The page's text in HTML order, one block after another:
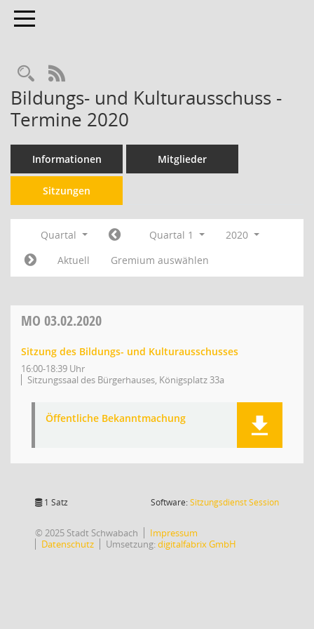
Toggle navigation
RSS-Feed
Bildungs- und Kulturausschuss -
Termine 2020
Informationen Mitglieder
Sitzungen
Quartal Quartal 1
2020
Aktuell
Gremium auswählen
MO 03.02.2020
Sitzung des Bildungs- und Kulturausschusses
16:00-18:39 Uhr
Sitzungssaal des Bürgerhauses, Königsplatz 33a
Öffentliche Bekanntmachung
1 Satz Software:SitzungsdienstSession(Wird in
© 2025 Stadt Schwabach
Impressum
Datenschutz
Umsetzung:digitalfabrix GmbH